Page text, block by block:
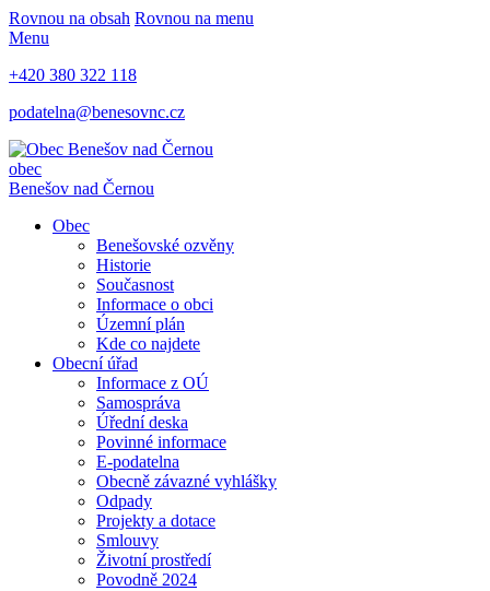
Rovnou na obsah Rovnou na menu
Menu
+420 380 322 118
podatelna@benesovnc.cz
obec
Benešov nad Černou
Obec
Benešovské ozvěny
Historie
Současnost
Informace o obci
Územní plán
Kde co najdete
Obecní úřad
Informace z OÚ
Samospráva
Úřední deska
Povinné informace
E-podatelna
Obecně závazné vyhlášky
Odpady
Projekty a dotace
Smlouvy
Životní prostředí
Povodně 2024